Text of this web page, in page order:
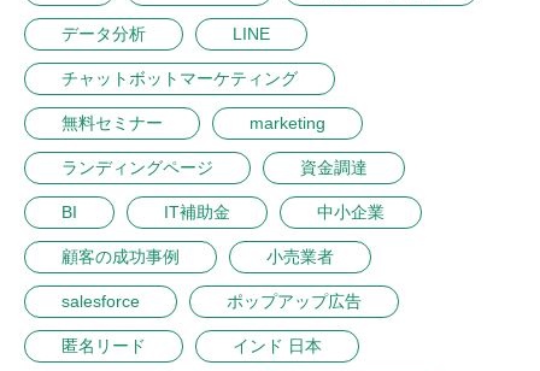
データ分析 LINE
チャットボットマーケティング
無料セミナー marketing
ランディングページ 資金調達
BI IT補助金 中小企業
顧客の成功事例 小売業者
salesforce ポップアップ広告
匿名リード インド 日本